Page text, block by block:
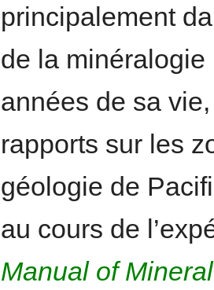
principalement
de la
années de sa
rapports sur les
géologie de
au cours de
Manual of